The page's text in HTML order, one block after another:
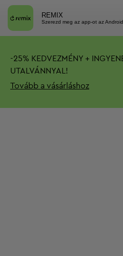
REMIX
Szerezd meg az app-ot az
-25% KEDVEZMÉNY +
UTALVÁNNYAL!
Tovább a vásárláshoz